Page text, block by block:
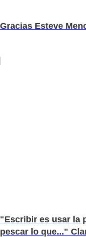
Gracias Esteve
"Escribir es usar la
pescar lo que..."